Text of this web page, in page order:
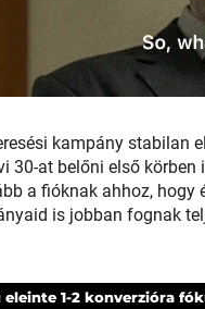
kampány stabilan
30-at belőni első
a fióknak ahhoz, hogy
is jobban fognak
eleinte 1-2 konverzióra